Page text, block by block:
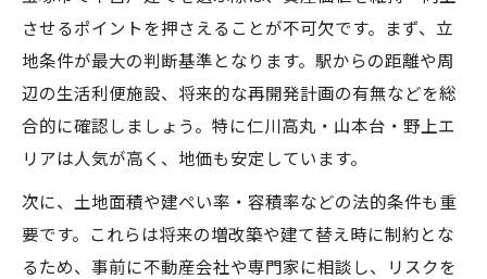
させるポイントを押さえることが不可欠です。まず、立
地条件が最大の判断基準となります。駅からの距離や周
辺の生活利便施設、将来的な再開発計画の有無などを総
合的に確認しましょう。特に仁川高丸・山本台・野上エ
リアは人気が高く、地価も安定しています。
次に、土地面積や建ぺい率・容積率などの法的条件も重
要です。これらは将来の増改築や建て替え時に制約とな
るため、事前に不動産会社や専門家に相談し、リスクを